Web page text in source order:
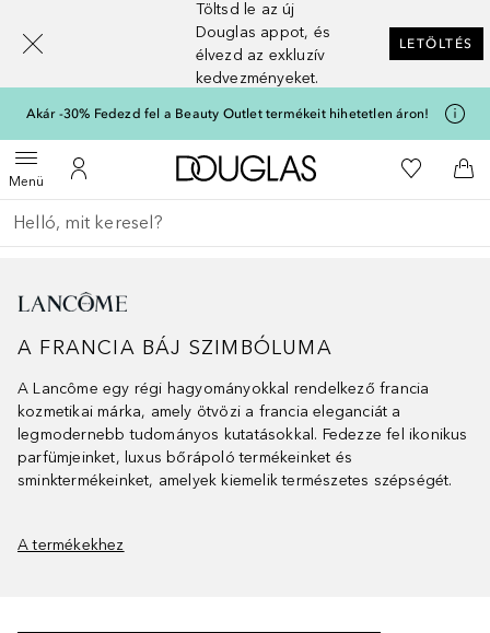
Töltsd le az új
Douglas appot, és
élvezd az exkluzív
kedvezményeket.
LETÖLTÉS
Akár -30% Fedezd fel a Beauty Outlet termékeit hihetetlen áron!
MenüMenü megnyitása
A fiókomhoz
A Douglas Főoldalra
A
Menj vissza
Keresés végrehajtása
A FRANCIA BÁJ SZIMBÓLUMA
A Lancôme egy régi hagyományokkal rendelkező francia
kozmetikai márka, amely ötvözi a francia eleganciát a
legmodernebb tudományos kutatásokkal. Fedezze fel ikonikus
parfümjeinket, luxus bőrápoló termékeinket és
sminktermékeinket, amelyek kiemelik természetes szépségét.
A termékekhez
[navigation.slideout.screenreader]